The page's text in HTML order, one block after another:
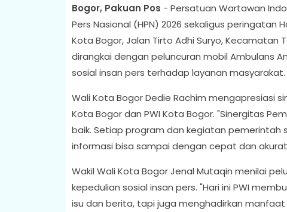
Bogor, Pakuan Pos - Persatuan Wartawan
Pers Nasional (HPN) 2026 sekaligus peringatan
Kota Bogor, Jalan Tirto Adhi Suryo, Kecamatan
dirangkai dengan peluncuran mobil Ambulans
sosial insan pers terhadap layanan masyarakat.
Wali Kota Bogor Dedie Rachim mengapresiasi
Kota Bogor dan PWI Kota Bogor. "Sinergitas
baik. Setiap program dan kegiatan pemerintah
informasi bisa sampai dengan cepat dan
Wakil Wali Kota Bogor Jenal Mutaqin menilai
kepedulian sosial insan pers. "Hari ini PWI
isu dan berita, tapi juga menghadirkan